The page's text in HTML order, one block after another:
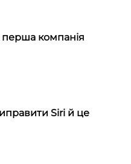
перша компанія
Siri й це